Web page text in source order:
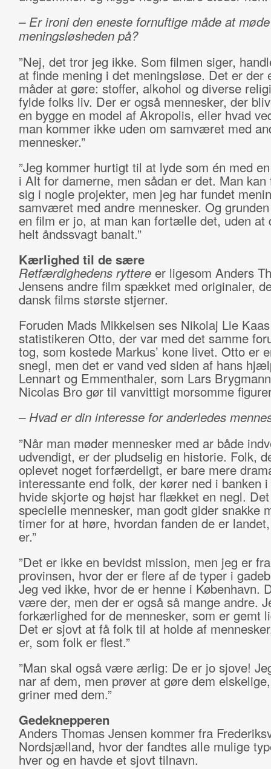
– Er ironi den eneste fornuftige måde at møde
meningsløsheden på?
”Nej, det tror jeg ikke. Som filmen siger,
at finde mening i det meningsløse. Det er der
måder at gøre: stoffer, alkohol og diverse
fylde folks liv. Der er også mennesker, der
en bygge en model af Akropolis, eller hvad
man kommer ikke uden om samværet med
mennesker.”
”Jeg kommer hurtigt til at lyde som én med
i Alt for damerne, men sådan er det. Man kan
sig i nogle projekter, men jeg har fundet
samværet med andre mennesker. Og
en film er jo, at man kan fortælle det, uden at
helt åndssvagt banalt.”
Kærlighed til de sære
Retfærdighedens ryttereer ligesom Anders
Jensens andre film spækket med originaler,
dansk films største stjerner.
Foruden Mads Mikkelsen ses Nikolaj Lie
statistikeren Otto, der var med det samme
tog, som kostede Markus’ kone livet. Otto er
snegl, men det er vand ved siden af hans
Lennart og Emmenthaler, som Lars
Nicolas Bro gør til vanvittigt morsomme
– Hvad er din interesse for anderledes
”Når man møder mennesker med ar både
udvendigt, er der pludselig en historie. Folk,
oplevet noget forfærdeligt, er bare mere
interessante end folk, der kører ned i banken
hvide skjorte og højst har flækket en negl.
specielle mennesker, man godt gider snakke
timer for at høre, hvordan fanden de er
er.”
”Det er ikke en bevidst mission, men jeg er fra
provinsen, hvor der er flere af de typer i
Jeg ved ikke, hvor de er henne i København.
være der, men der er også så mange andre.
forkærlighed for de mennesker, som er gemt
Det er sjovt at få folk til at holde af
er, som folk er flest.”
”Man skal også være ærlig: De er jo sjove!
nar af dem, men prøver at gøre dem
griner med dem.”
Gedeknepperen
Anders Thomas Jensen kommer fra
Nordsjælland, hvor der fandtes alle mulige
hver og en havde et sjovt tilnavn.